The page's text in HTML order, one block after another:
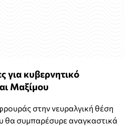
για κυβερνητικό
Μαξίμου
στην νευραλγική θέση
θα συμπαρέσυρε αναγκαστικά